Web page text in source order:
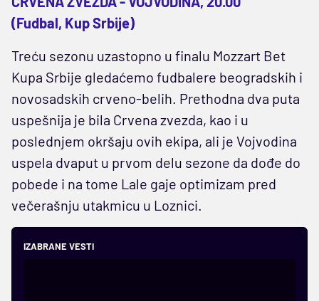
(Fudbal, Kup Srbije)
Treću sezonu uzastopno u finalu Mozzart Bet
Kupa Srbije gledaćemo fudbalere beogradskih i
novosadskih crveno-belih. Prethodna dva puta
uspešnija je bila Crvena zvezda, kao i u
poslednjem okršaju ovih ekipa, ali je Vojvodina
uspela dvaput u prvom delu sezone da dođe do
pobede i na tome Lale gaje optimizam pred
večerašnju utakmicu u Loznici.
IZABRANE VESTI